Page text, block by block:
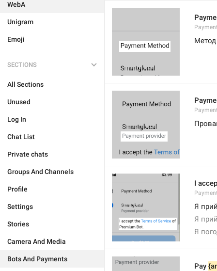
WebA
Unigram
Emoji
SECTIONS
All Sections
Unused
Log In
Chat List
Private chats
Groups And Channels
Profile
Settings
Stories
Camera And Media
Bots And Payments
I
Я
Я
Я
Pay